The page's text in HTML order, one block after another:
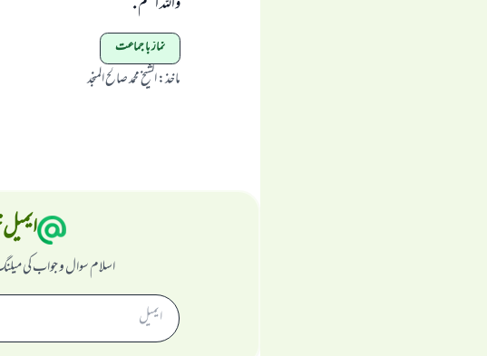
نماز با جماعت
ماخذ:الشیخ محمد صالح المنجد
اسلام سوال و جواب کی